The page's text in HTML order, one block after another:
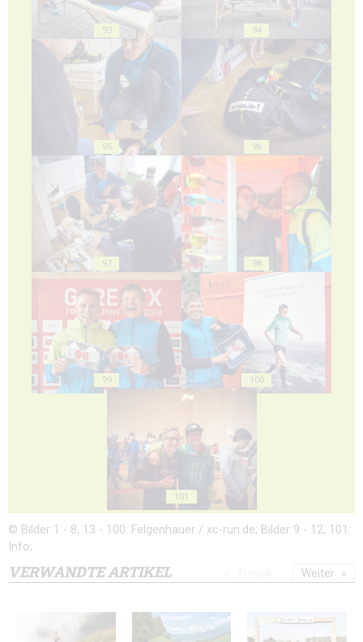
93 94
95 96
97 98
99 100
101
© Bilder 1 - 8, 13 - 100: Felgenhauer / xc-run.de; Bilder 9 - 12, 101:
Info;
VERWANDTE ARTIKEL Weiter